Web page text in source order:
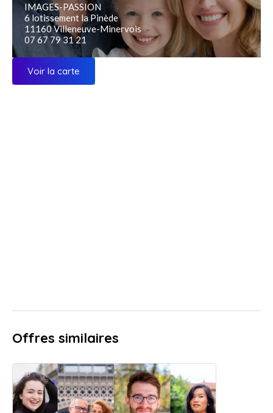
IMAGES-PASSION
6 lotissement la Pinède
11160 Villeneuve-Minervois
07 67 79 31 21
Voir la carte
Offres similaires